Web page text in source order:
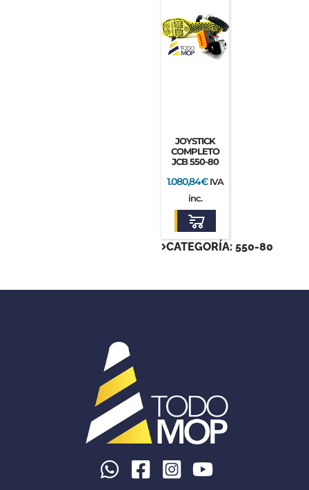
JOYSTICK
COMPLETO
JCB 550-80
1.080,84€ IVA
inc.
CATEGORÍA: 550-80